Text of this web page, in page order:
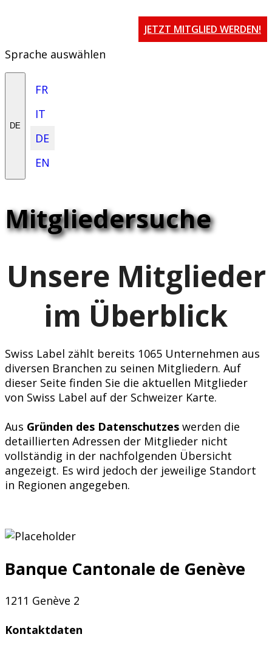
JETZT MITGLIED WERDEN!
Sprache auswählen
DE
FR
IT
DE
EN
Mitgliedersuche
Unsere Mitglieder
im Überblick
Swiss Label zählt bereits 1065 Unternehmen aus
diversen Branchen zu seinen Mitgliedern. Auf
dieser Seite finden Sie die aktuellen Mitglieder
von Swiss Label auf der Schweizer Karte.
Aus Gründen des Datenschutzes werden die
detaillierten Adressen der Mitglieder nicht
vollständig in der nachfolgenden Übersicht
angezeigt. Es wird jedoch der jeweilige Standort
in Regionen angegeben.
Banque Cantonale de Genève
1211 Genève 2
Kontaktdaten